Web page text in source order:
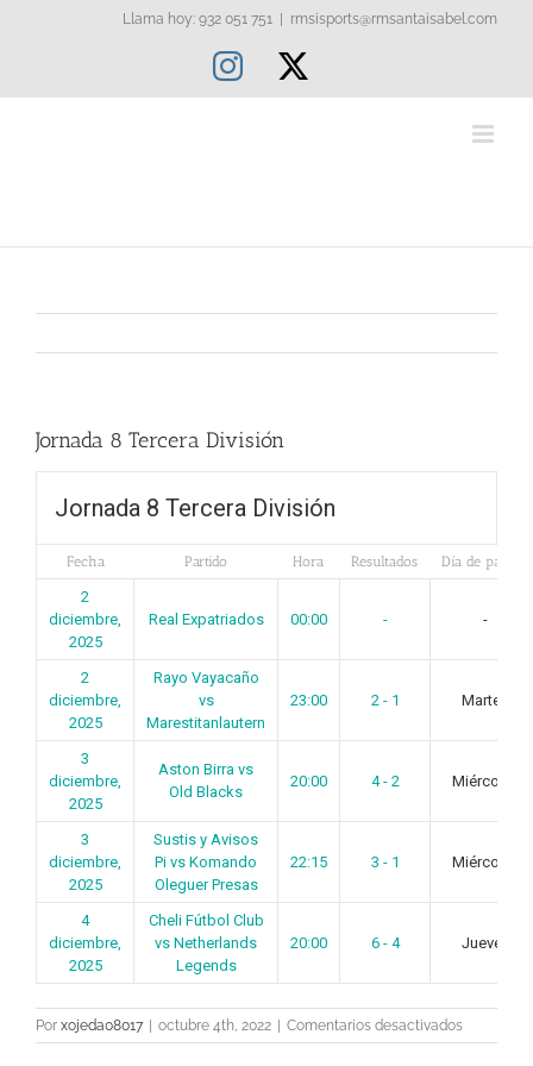
Llama hoy: 932 051 751 rmsisports@rmsantaisabel.com
Instagram
Jornada 8 Tercera División
Jornada 8 Tercera División
Fecha Partido Hora Resultados Día de partido
2
diciembre,
2025
Real Expatriados 00:00 - -
2
diciembre,
2025
Rayo Vayacaño
vs
Marestitanlautern
23:00 2 - 1 Martes
3
diciembre,
2025
Aston Birra vs
Old Blacks
20:00 4 - 2 Miércoles
3
diciembre,
2025
Sustis y Avisos
Pi vs Komando
Oleguer Presas
22:15 3 - 1 Miércoles
4
diciembre,
2025
Cheli Fútbol Club
vs Netherlands
Legends
20:00 6 - 4 Jueves
Por xojeda08017 octubre 4th, 2022 Comentarios desactivadosen
Jornada